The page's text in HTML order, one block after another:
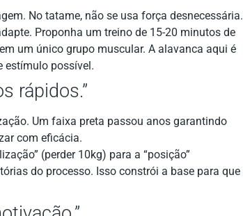
No tatame, não se usa força desnecessária.
Proponha um treino de 15-20 minutos de
um único grupo muscular. A alavanca aqui é
estímulo possível.
rápidos.”
Um faixa preta passou anos garantindo
com eficácia.
(perder 10kg) para a “posição”
do processo. Isso constrói a base para que